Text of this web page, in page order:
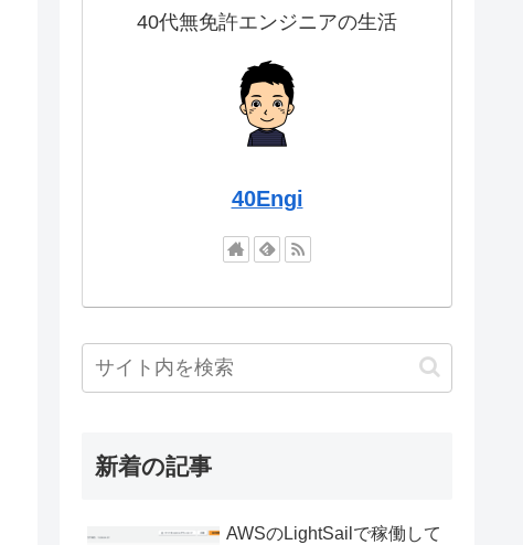
40代無免許エンジニアの生活
40Engi
新着の記事
AWSのLightSailで稼働して